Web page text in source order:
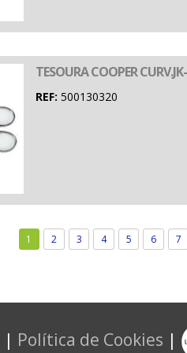
TESOURA COOPER
REF: 500130320
1 2 3 4 5 6 7
| Política de Cookies |